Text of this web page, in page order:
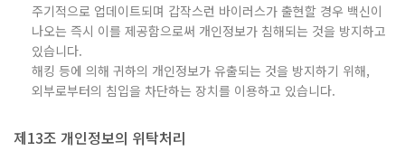
주기적으로 업데이트되며 갑작스런 바이러스가 출현할 경우 백신이
나오는 즉시 이를 제공함으로써 개인정보가 침해되는 것을 방지하고
있습니다.
해킹 등에 의해 귀하의 개인정보가 유출되는 것을 방지하기 위해,
외부로부터의 침입을 차단하는 장치를 이용하고 있습니다.
제13조 개인정보의 위탁처리